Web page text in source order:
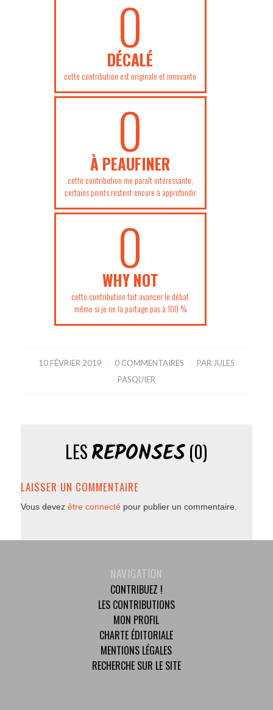
0
DÉCALÉ
cette contribution est originale et innovante
0
À PEAUFINER
cette contribution me paraît intéressante,
certains points restent encore à approfondir
0
WHY NOT
cette contribution fait avancer le débat
même si je ne la partage pas à 100 %
10 FÉVRIER 2019
/ 0 COMMENTAIRES
/ PAR JULES
PASQUIER
LESRÉPONSES(0)
LAISSER UN COMMENTAIRE
Vous devez être connectépour publier un commentaire.
NAVIGATION
CONTRIBUEZ !
LES CONTRIBUTIONS
MON PROFIL
CHARTE ÉDITORIALE
MENTIONS LÉGALES
RECHERCHE SUR LE SITE